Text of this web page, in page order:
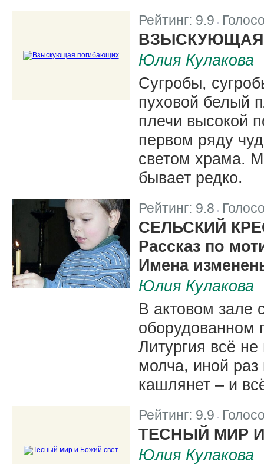
Рейтинг: 9.9
Юлия Кулакова
Сугробы,
пуховой белый
плечи высокой
первом ряду
светом храма.
бывает редко.
Рейтинг: 9.8
СЕЛЬСКИЙ
Рассказ по
Имена
Юлия Кулакова
В актовом зале
оборудованном
Литургия всё
молча, иной раз
кашлянет – и
Рейтинг: 9.9
ТЕСНЫЙ МИР
Юлия Кулакова